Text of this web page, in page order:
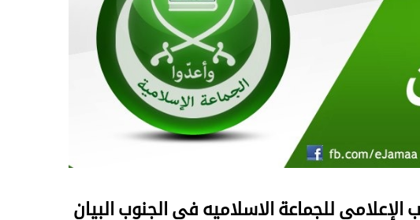
الإعلامي للجماعة الاسلاميه في الجنوب البيان